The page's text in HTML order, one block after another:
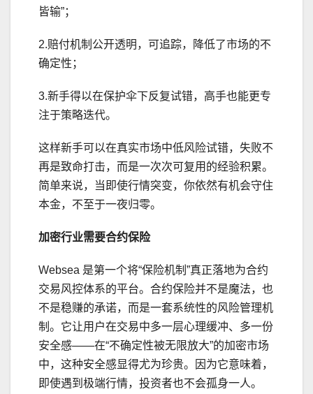
皆输”；
2.赔付机制公开透明，可追踪，降低了市场的不
确定性；
3.新手得以在保护伞下反复试错，高手也能更专
注于策略迭代。
这样新手可以在真实市场中低风险试错，失败不
再是致命打击，而是一次次可复用的经验积累。
简单来说，当即使行情突变，你依然有机会守住
本金，不至于一夜归零。
加密行业需要合约保险
Websea 是第一个将“保险机制”真正落地为合约
交易风控体系的平台。合约保险并不是魔法，也
不是稳赚的承诺，而是一套系统性的风险管理机
制。它让用户在交易中多一层心理缓冲、多一份
安全感——在“不确定性被无限放大”的加密市场
中，这种安全感显得尤为珍贵。因为它意味着，
即使遇到极端行情，投资者也不会孤身一人。